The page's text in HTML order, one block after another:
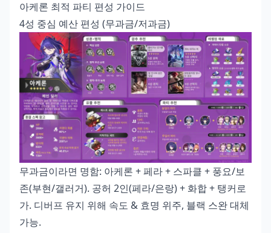
아케론 최적 파티 편성 가이드
4성 중심 예산 편성 (무과금/저과금)
무과금이라면 명함: 아케론 + 페라 + 스파클 + 풍요/보
존(부현/갤러거). 공허 2인(페라/은랑) + 화합 + 탱커로
가. 디버프 유지 위해 속도 & 효명 위주, 블랙 스완 대체
가능.